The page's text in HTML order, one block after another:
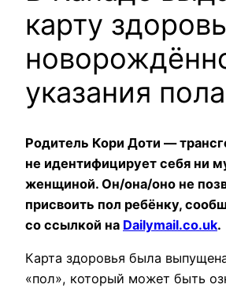
карту
указания пола
Родитель Кори Доти —
не идентифицирует себя ни
женщиной. Он/она/оно не
присвоить пол ребёнку,
со ссылкой на Dailymail.co.uk.
Карта здоровья была
«пол», который может быть